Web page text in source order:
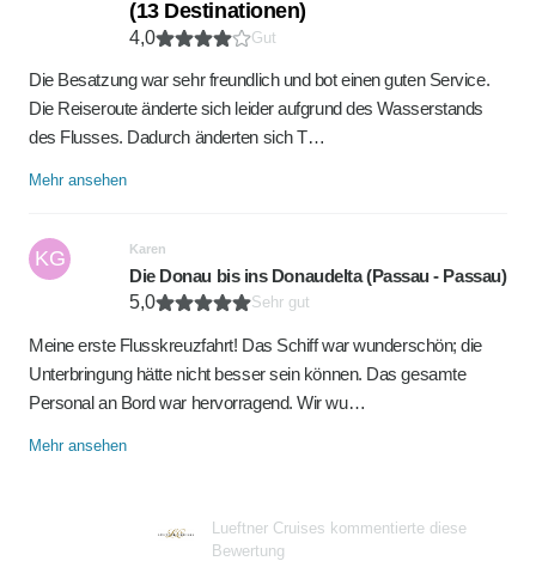
(13 Destinationen)
4,0 Gut
Die Besatzung war sehr freundlich und bot einen guten Service.
Die Reiseroute änderte sich leider aufgrund des Wasserstands
des Flusses. Dadurch änderten sich T…
Mehr ansehen
KG Karen
Die Donau bis ins Donaudelta (Passau - Passau)
5,0
Sehr gut
Meine erste Flusskreuzfahrt! Das Schiff war wunderschön; die
Unterbringung hätte nicht besser sein können. Das gesamte
Personal an Bord war hervorragend. Wir wu…
Mehr ansehen
Lueftner Cruises kommentierte diese
Bewertung